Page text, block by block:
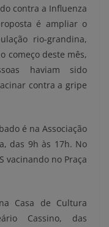
contra a Influenza
é ampliar o
rio-grandina,
começo deste mês,
haviam sido
contra a gripe
é na Associação
das 9h às 17h. No
vacinando no Praça
Casa de Cultura
Cassino, das